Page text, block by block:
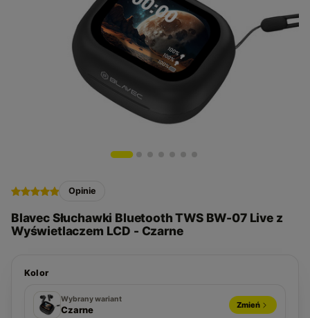
Opinie
Blavec Słuchawki Bluetooth TWS BW-07 Live z
Wyświetlaczem LCD - Czarne
Kolor
Wybrany wariant
Czarne Zmień